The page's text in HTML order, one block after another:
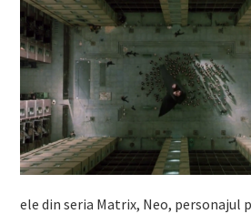
ele din seria Matrix, Neo, personajul